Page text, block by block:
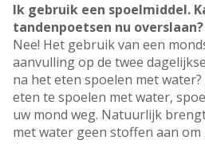
Ik gebruik een spoelmiddel.
tandenpoetsen nu overslaan?
Nee! Het gebruik van een
aanvulling op de twee
na het eten spoelen met
eten te spoelen met water,
uw mond weg. Natuurlijk
met water geen stoffen aan